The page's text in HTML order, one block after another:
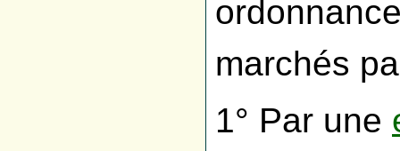
marchés
1° Par une